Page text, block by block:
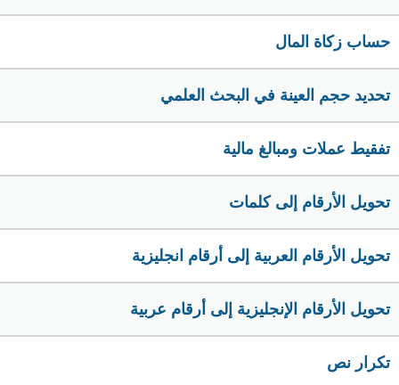
حساب زكاة المال
تحديد حجم العينة في البحث العلمي
تفقيط عملات ومبالغ مالية
تحويل الأرقام إلى كلمات
تحويل الأرقام العربية إلى أرقام انجليزية
تحويل الأرقام الإنجليزية إلى أرقام عربية
تكرار نص